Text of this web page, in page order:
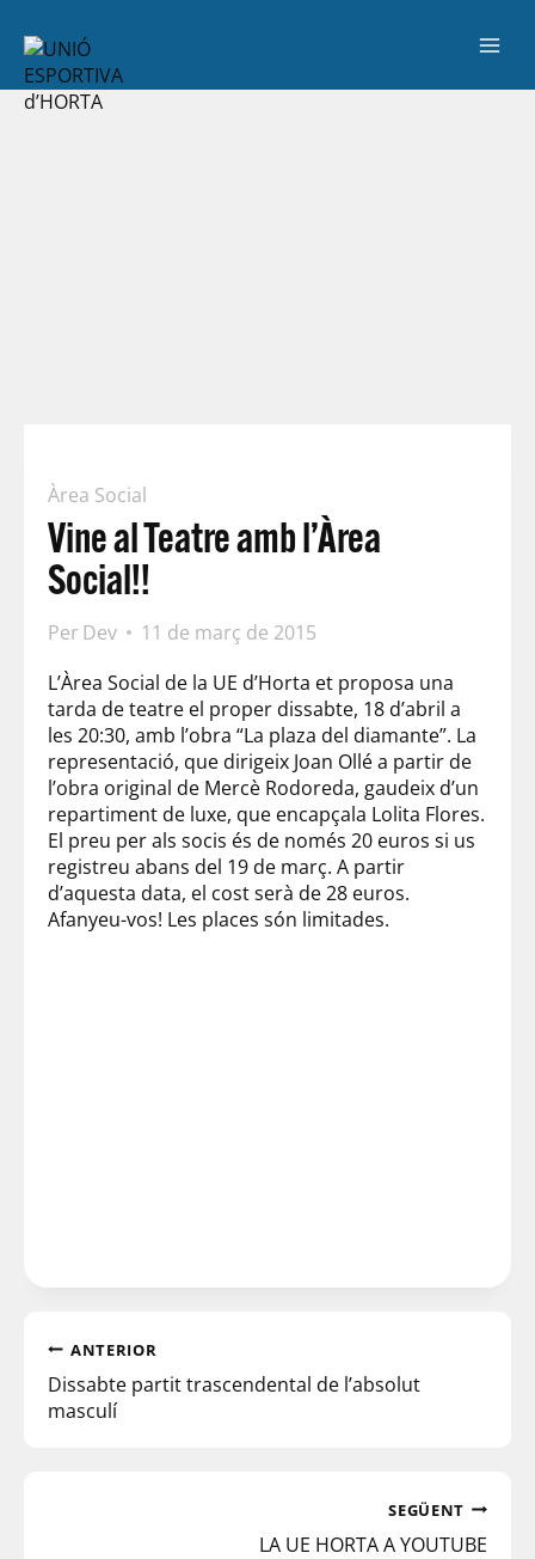
Àrea Social
Vine al Teatre amb l’Àrea
Social!!
Per Dev
11 de març de 2015
L’Àrea Social de la UE d’Horta et proposa una
tarda de teatre el proper dissabte, 18 d’abril a
les 20:30, amb l’obra “La plaza del diamante”. La
representació, que dirigeix Joan Ollé a partir de
l’obra original de Mercè Rodoreda, gaudeix d’un
repartiment de luxe, que encapçala Lolita Flores.
El preu per als socis és de només 20 euros si us
registreu abans del 19 de març. A partir
d’aquesta data, el cost serà de 28 euros.
Afanyeu-vos! Les places són limitades.
ANTERIOR
Dissabte partit trascendental de l’absolut
masculí
SEGÜENT
LA UE HORTA A YOUTUBE